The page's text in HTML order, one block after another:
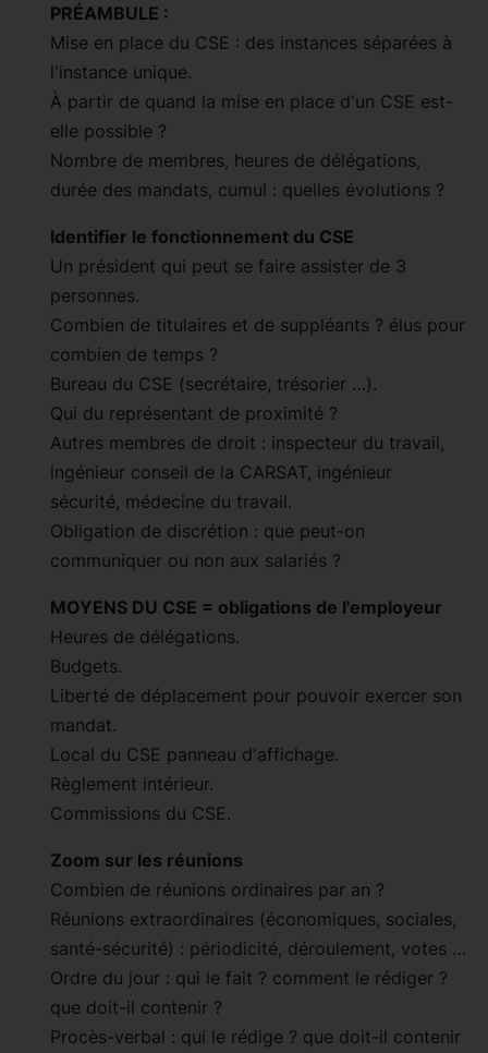
PRÉAMBULE :
Mise en place du CSE : des instances séparées à
l'instance unique.
À partir de quand la mise en place d'un CSE est-
elle possible ?
Nombre de membres, heures de délégations,
durée des mandats, cumul : quelles évolutions ?
Identifier le fonctionnement du CSE
Un président qui peut se faire assister de 3
personnes.
Combien de titulaires et de suppléants ? élus pour
combien de temps ?
Bureau du CSE (secrétaire, trésorier …).
Qui du représentant de proximité ?
Autres membres de droit : inspecteur du travail,
ingénieur conseil de la CARSAT, ingénieur
sécurité, médecine du travail.
Obligation de discrétion : que peut-on
communiquer ou non aux salariés ?
MOYENS DU CSE = obligations de l'employeur
Heures de délégations.
Budgets.
Liberté de déplacement pour pouvoir exercer son
mandat.
Local du CSE panneau d'affichage.
Règlement intérieur.
Commissions du CSE.
Zoom sur les réunions
Combien de réunions ordinaires par an ?
Réunions extraordinaires (économiques, sociales,
santé-sécurité) : périodicité, déroulement, votes …
Ordre du jour : qui le fait ? comment le rédiger ?
que doit-il contenir ?
Procès-verbal : qui le rédige ? que doit-il contenir